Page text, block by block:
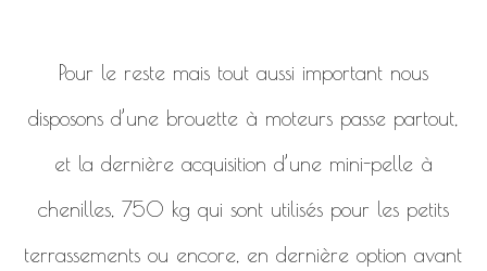
Pour le reste mais tout aussi important nous
disposons d’une brouette à moteurs passe partout,
et la dernière acquisition d’une mini-pelle à
chenilles, 750 kg qui sont utilisés pour les petits
terrassements ou encore, en dernière option avant